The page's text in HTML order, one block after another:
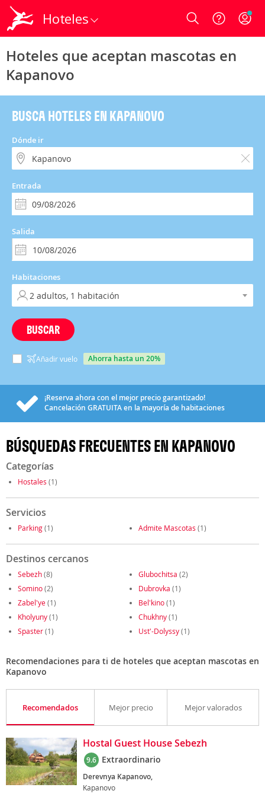
Hoteles Login
Hoteles que aceptan mascotas en
Kapanovo
BUSCA HOTELES EN KAPANOVO
Dónde ir
Entrada
Salida
Habitaciones
BUSCAR
Añadir vuelo ahorra hasta un 20%
¡Reserva ahora con el mejor precio garantizado!
Cancelación GRATUITAen la mayoría de habitaciones
BÚSQUEDAS FRECUENTES EN KAPANOVO
Categorías
Hostales (1)
Servicios
Parking(1) Admite Mascotas (1)
Destinos cercanos
Sebezh(8) Glubochitsa (2)
Somino(2) Dubrovka (1)
Zabel'ye(1) Bel'kino(1)
Kholyuny(1) Chukhny(1)
Spaster(1) Ust'-Dolyssy(1)
Recomendaciones para ti de hoteles que aceptan mascotas en
Kapanovo
Recomendados Mejor precio Mejor valorados
Hostal Guest House Sebezh
9.6 Extraordinario
Derevnya Kapanovo,
Kapanovo